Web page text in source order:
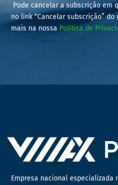
Pode cancelar a subscrição em
no link “Cancelar subscrição”
mais na nossa Política de
Empresa nacional especializada